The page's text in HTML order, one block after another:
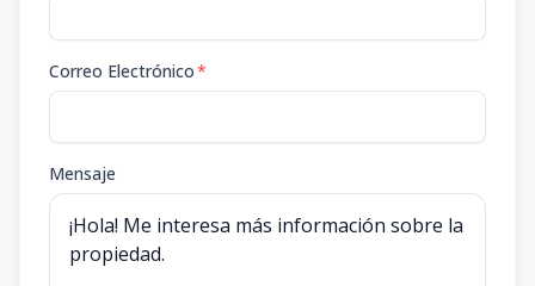
Correo Electrónico*
Mensaje